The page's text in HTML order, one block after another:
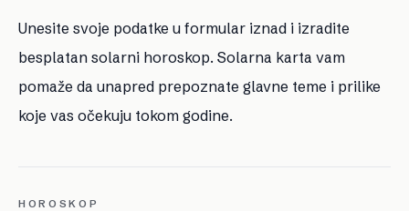
Unesite svoje podatke u formular iznad i izradite
besplatan solarni horoskop. Solarna karta vam
pomaže da unapred prepoznate glavne teme i prilike
koje vas očekuju tokom godine.
HOROSKOP